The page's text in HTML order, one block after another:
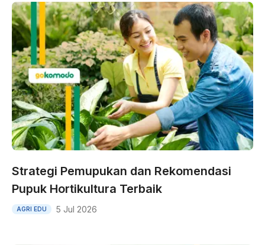
Strategi Pemupukan dan Rekomendasi
Pupuk Hortikultura Terbaik
AGRI EDU 5 Jul 2026